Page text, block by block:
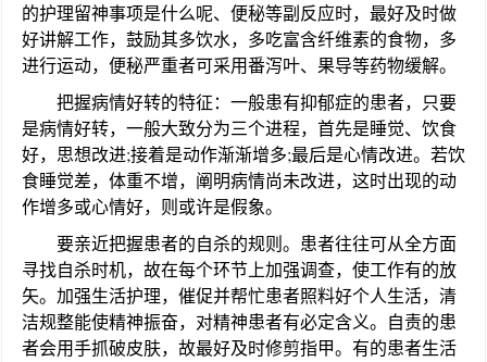
的护理留神事项是什么呢、便秘等副反应时，最好及时做
好讲解工作，鼓励其多饮水，多吃富含纤维素的食物，多
进行运动，便秘严重者可采用番泻叶、果导等药物缓解。
把握病情好转的特征：一般患有抑郁症的患者，只要
是病情好转，一般大致分为三个进程，首先是睡觉、饮食
好，思想改进;接着是动作渐渐增多;最后是心情改进。若饮
食睡觉差，体重不增，阐明病情尚未改进，这时出现的动
作增多或心情好，则或许是假象。
要亲近把握患者的自杀的规则。患者往往可从全方面
寻找自杀时机，故在每个环节上加强调查，使工作有的放
矢。加强生活护理，催促并帮忙患者照料好个人生活，清
洁规整能使精神振奋，对精神患者有必定含义。自责的患
者会用手抓破皮肤，故最好及时修剪指甲。有的患者生活